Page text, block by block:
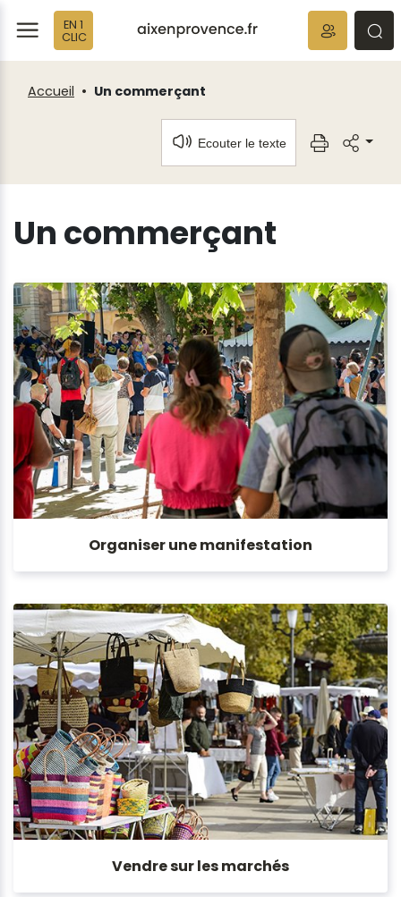
EN 1
CLIC
Accueil Un commerçant
Ecouter le texte
Un commerçant
Organiser une manifestation
Vendre sur les marchés
Fenêtre
de
chat
Panneau de gestion des cookies